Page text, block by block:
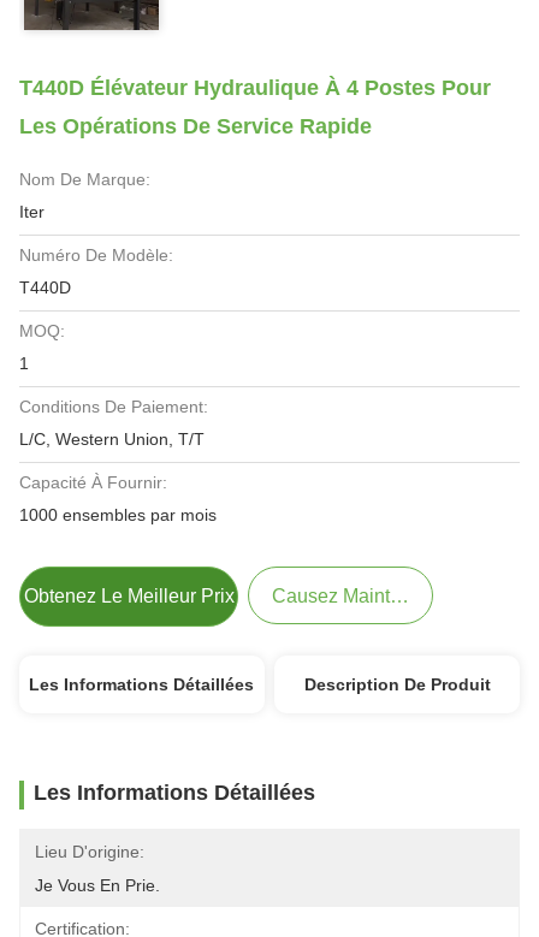
T440D Élévateur Hydraulique À 4 Postes Pour
Les Opérations De Service Rapide
Nom De Marque:
Iter
Numéro De Modèle:
T440D
MOQ:
1
Conditions De Paiement:
L/C, Western Union, T/T
Capacité À Fournir:
1000 ensembles par mois
Obtenez Le Meilleur Prix Causez Maintenant
Les Informations Détaillées Description De Produit
Les Informations Détaillées
Lieu D'origine:
Je Vous En Prie.
Certification: